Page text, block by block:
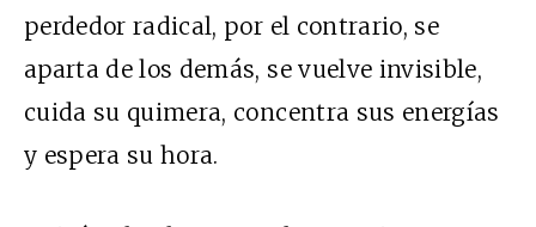
perdedor radical, por el contrario, se
aparta de los demás, se vuelve invisible,
cuida su quimera, concentra sus energías
y espera su hora.